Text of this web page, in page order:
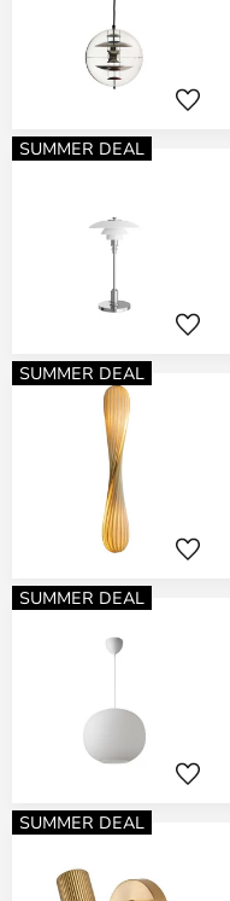
SUMMER DEAL
SUMMER DEAL
SUMMER DEAL
SUMMER DEAL